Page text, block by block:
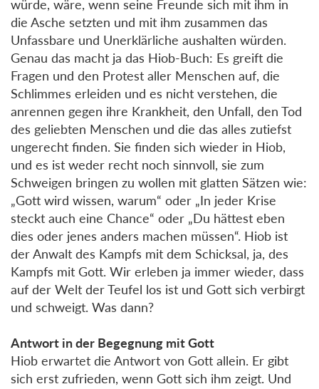
würde, wäre, wenn seine Freunde sich mit ihm in
die Asche setzten und mit ihm zusammen das
Unfassbare und Unerklärliche aushalten würden.
Genau das macht ja das Hiob-Buch: Es greift die
Fragen und den Protest aller Menschen auf, die
Schlimmes erleiden und es nicht verstehen, die
anrennen gegen ihre Krankheit, den Unfall, den Tod
des geliebten Menschen und die das alles zutiefst
ungerecht finden. Sie finden sich wieder in Hiob,
und es ist weder recht noch sinnvoll, sie zum
Schweigen bringen zu wollen mit glatten Sätzen wie:
„Gott wird wissen, warum“ oder „In jeder Krise
steckt auch eine Chance“ oder „Du hättest eben
dies oder jenes anders machen müssen“. Hiob ist
der Anwalt des Kampfs mit dem Schicksal, ja, des
Kampfs mit Gott. Wir erleben ja immer wieder, dass
auf der Welt der Teufel los ist und Gott sich verbirgt
und schweigt. Was dann?
Antwort in der Begegnung mit Gott
Hiob erwartet die Antwort von Gott allein. Er gibt
sich erst zufrieden, wenn Gott sich ihm zeigt. Und